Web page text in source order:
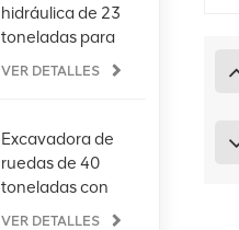
hidráulica de 23
toneladas para
cualquier tarea
VER DETALLES
Excavadora de
ruedas de 40
toneladas con
accesorio de
VER DETALLES